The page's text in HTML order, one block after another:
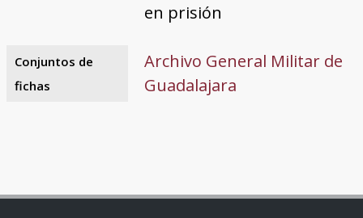
en prisión
Conjuntos de
fichas
Archivo General Militar de
Guadalajara